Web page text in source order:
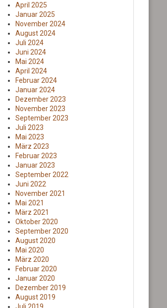
April 2025
Januar 2025
November 2024
August 2024
Juli 2024
Juni 2024
Mai 2024
April 2024
Februar 2024
Januar 2024
Dezember 2023
November 2023
September 2023
Juli 2023
Mai 2023
März 2023
Februar 2023
Januar 2023
September 2022
Juni 2022
November 2021
Mai 2021
März 2021
Oktober 2020
September 2020
August 2020
Mai 2020
März 2020
Februar 2020
Januar 2020
Dezember 2019
August 2019